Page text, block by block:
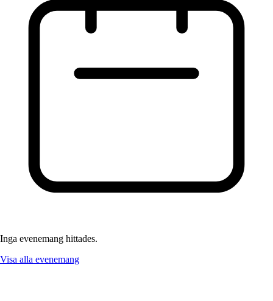
Inga evenemang hittades.
Visa alla evenemang